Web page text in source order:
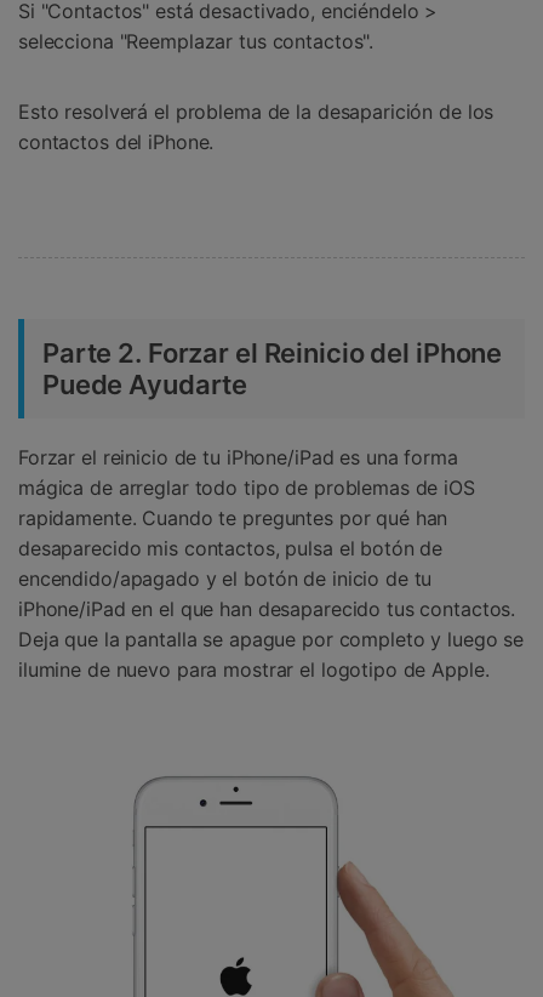
Si "Contactos" está desactivado, enciéndelo >
selecciona "Reemplazar tus contactos".
Esto resolverá el problema de la desaparición de los
contactos del iPhone.
Parte 2. Forzar el Reinicio del iPhone
Puede Ayudarte
Forzar el reinicio de tu iPhone/iPad es una forma
mágica de arreglar todo tipo de problemas de iOS
rapidamente. Cuando te preguntes por qué han
desaparecido mis contactos, pulsa el botón de
encendido/apagado y el botón de inicio de tu
iPhone/iPad en el que han desaparecido tus contactos.
Deja que la pantalla se apague por completo y luego se
ilumine de nuevo para mostrar el logotipo de Apple.